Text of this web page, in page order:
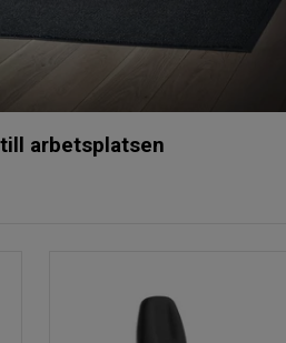
arbetsplatsen